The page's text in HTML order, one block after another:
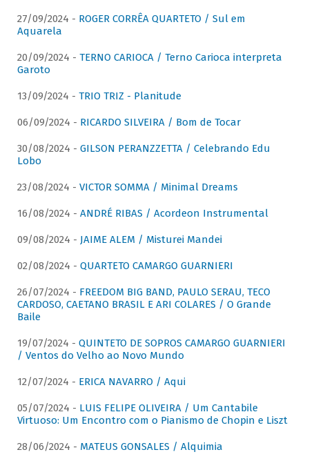
27/09/2024 - ROGER CORRÊA QUARTETO / Sul em
Aquarela
20/09/2024 - TERNO CARIOCA / Terno Carioca interpreta
Garoto
13/09/2024 - TRIO TRIZ - Planitude
06/09/2024 - RICARDO SILVEIRA / Bom de Tocar
30/08/2024 - GILSON PERANZZETTA / Celebrando Edu
Lobo
23/08/2024 - VICTOR SOMMA / Minimal Dreams
16/08/2024 - ANDRÉ RIBAS / Acordeon Instrumental
09/08/2024 - JAIME ALEM / Misturei Mandei
02/08/2024 - QUARTETO CAMARGO GUARNIERI
26/07/2024 - FREEDOM BIG BAND, PAULO SERAU, TECO
CARDOSO, CAETANO BRASIL E ARI COLARES / O Grande
Baile
19/07/2024 - QUINTETO DE SOPROS CAMARGO GUARNIERI
/ Ventos do Velho ao Novo Mundo
12/07/2024 - ERICA NAVARRO / Aqui
05/07/2024 - LUIS FELIPE OLIVEIRA / Um Cantabile
Virtuoso: Um Encontro com o Pianismo de Chopin e Liszt
28/06/2024 - MATEUS GONSALES / Alquimia